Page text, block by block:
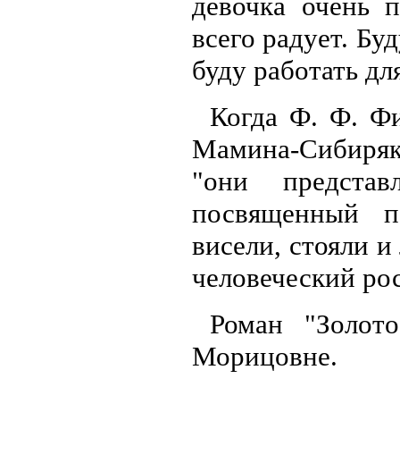
всего радует.
буду работать
Когда Ф. Ф.
Мамина-
"они
посвященный
висели, стояли
человеческий
Роман
Морицовне.